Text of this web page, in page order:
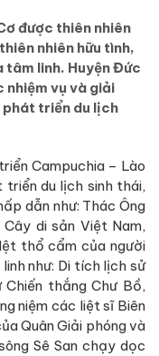
được thiên nhiên
nhiên hữu tình,
tâm linh. Huyện Đức
nhiệm vụ và giải
phát triển du lịch
Campuchia – Lào
du lịch sinh thái,
dẫn như: Thác Ông
di sản Việt Nam,
thổ cẩm của người
như: Di tích lịch sử
thắng Chư Bồ,
niệm các liệt sĩ Biên
Quân Giải phóng và
Sê San chạy dọc